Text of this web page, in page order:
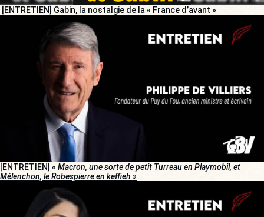
[ENTRETIEN] Gabin, la nostalgie de la « France d’avant »
[ENTRETIEN] « Macron, une sorte de petit Turreau en Playmobil, et
Mélenchon, le Robespierre en keffieh »